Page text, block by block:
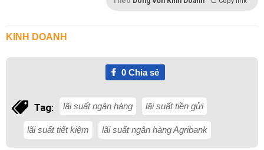
KINH DOANH
0Chia sẻ
Tag: lãi suất ngân hàng lãi suất tiền gửi
lãi suất tiết kiệm lãi suất ngân hàng Agribank